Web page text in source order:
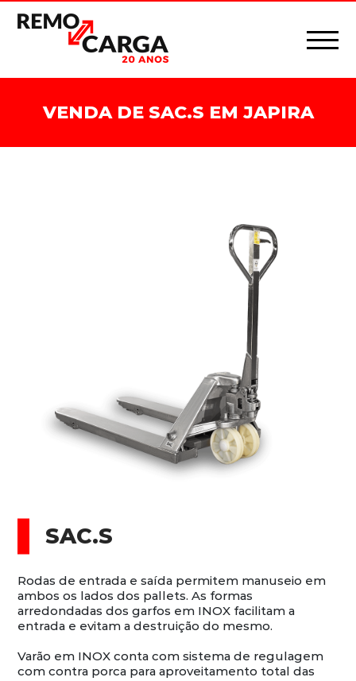
VENDA DE SAC.S EM JAPIRA
SAC.S
Rodas de entrada e saída permitem manuseio em
ambos os lados dos pallets. As formas
arredondadas dos garfos em INOX facilitam a
entrada e evitam a destruição do mesmo.
Varão em INOX conta com sistema de regulagem
com contra porca para aproveitamento total das